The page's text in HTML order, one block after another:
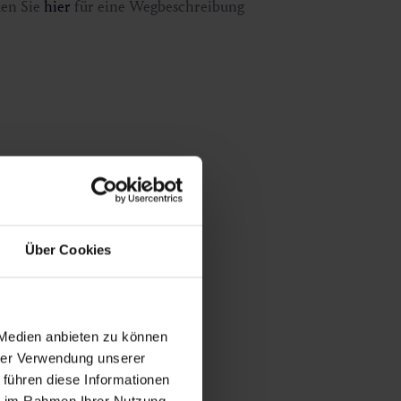
Über Cookies
anbieten zu können
Verwendung unserer
diese Informationen
Sie hier für eine Wegbeschreibung